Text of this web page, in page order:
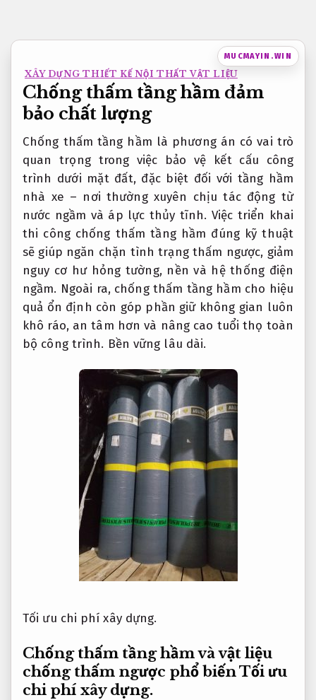
nội
MUCMAYIN.WIN
XÂY DỰNG THIẾT KẾ NỘI THẤT VẬT LIỆU
Chống thấm tầng hầm đảm
bảo chất lượng
Chống thấm tầng hầm là phương án có vai trò
quan trọng trong việc bảo vệ kết cấu công
trình dưới mặt đất, đặc biệt đối với tầng hầm
nhà xe – nơi thường xuyên chịu tác động từ
nước ngầm và áp lực thủy tĩnh. Việc triển khai
thi công chống thấm tầng hầm đúng kỹ thuật
sẽ giúp ngăn chặn tình trạng thấm ngược, giảm
nguy cơ hư hỏng tường, nền và hệ thống điện
ngầm. Ngoài ra, chống thấm tầng hầm cho hiệu
quả ổn định còn góp phần giữ không gian luôn
khô ráo, an tâm hơn và nâng cao tuổi thọ toàn
bộ công trình. Bền vững lâu dài.
Tối ưu chi phí xây dựng.
Chống thấm tầng hầm và vật liệu
chống thấm ngược phổ biếnTối ưu
chi phí xây dựng.